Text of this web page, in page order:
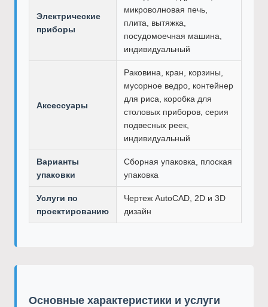
Электрические
приборы
микроволновая печь,
плита, вытяжка,
посудомоечная машина,
индивидуальный
Аксессуары
Раковина, кран, корзины,
мусорное ведро, контейнер
для риса, коробка для
столовых приборов, серия
подвесных реек,
индивидуальный
Варианты
упаковки
Сборная упаковка, плоская
упаковка
Услуги по
проектированию
Чертеж AutoCAD, 2D и 3D
дизайн
Основные характеристики и услуги